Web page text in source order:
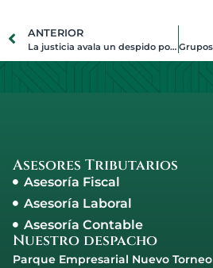
ANTERIOR
La justicia avala un despido por utilizar el coche de empresa para uso personal
Asesores Tributarios
Asesoría Fiscal
Asesoría Laboral
Asesoría Contable
Nuestro despacho
Parque Empresarial Nuevo Torneo